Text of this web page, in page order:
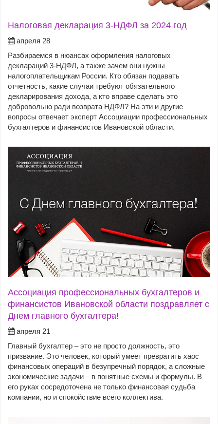
Налоговая декларация 3-НДФЛ за 2024 год
апреля 28
Разбираемся в нюансах оформления налоговых
деклараций 3-НДФЛ, а также зачем они нужны
налогоплательщикам России. Кто обязан подавать
отчетность, какие случаи требуют обязательного
декларирования дохода, а кто вправе сделать это
добровольно ради возврата НДФЛ? На эти и другие
вопросы отвечает эксперт Ассоциации профессиональных
бухгалтеров и финансистов Ивановской области.
Ассоциация профессиональных бухгалтеров и
финансистов Ивановской области поздравляет с
Днем главного бухгалтера!
апреля 21
Главный бухгалтер – это не просто должность, это
призвание. Это человек, который умеет превратить хаос
финансовых операций в безупречный порядок, а сложные
экономические задачи – в понятные схемы и формулы. В
его руках сосредоточена не только финансовая судьба
компании, но и спокойствие всего коллектива.